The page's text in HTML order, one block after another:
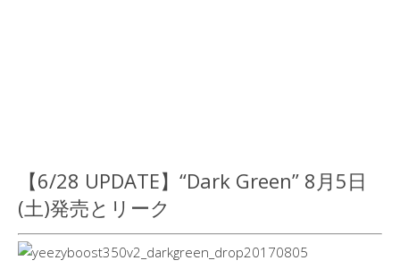
【6/28 UPDATE】“Dark Green” 8月5日
(土)発売とリーク